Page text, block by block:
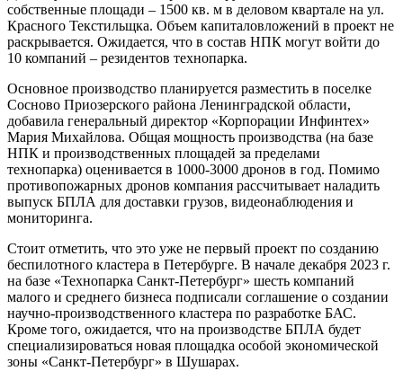
собственные площади – 1500 кв. м в деловом квартале на ул.
Красного Текстильщка. Объем капиталовложений в проект не
раскрывается. Ожидается, что в состав НПК могут войти до
10 компаний – резидентов технопарка.
Основное производство планируется разместить в поселке
Сосново Приозерского района Ленинградской области,
добавила генеральный директор «Корпорации Инфинтех»
Мария Михайлова. Общая мощность производства (на базе
НПК и производственных площадей за пределами
технопарка) оценивается в 1000-3000 дронов в год. Помимо
противопожарных дронов компания рассчитывает наладить
выпуск БПЛА для доставки грузов, видеонаблюдения и
мониторинга.
Стоит отметить, что это уже не первый проект по созданию
беспилотного кластера в Петербурге. В начале декабря 2023 г.
на базе «Технопарка Санкт-Петербург» шесть компаний
малого и среднего бизнеса подписали соглашение о создании
научно-производственного кластера по разработке БАС.
Кроме того, ожидается, что на производстве БПЛА будет
специализироваться новая площадка особой экономической
зоны «Санкт-Петербург» в Шушарах.